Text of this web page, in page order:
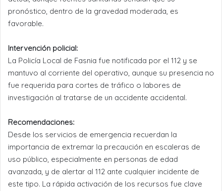
pronóstico, dentro de la gravedad moderada, es
favorable.
Intervención policial:
La Policía Local de Fasnia fue notificada por el 112 y se
mantuvo al corriente del operativo, aunque su presencia no
fue requerida para cortes de tráfico o labores de
investigación al tratarse de un accidente accidental.
Recomendaciones:
Desde los servicios de emergencia recuerdan la
importancia de extremar la precaución en escaleras de
uso público, especialmente en personas de edad
avanzada, y de alertar al 112 ante cualquier incidente de
este tipo. La rápida activación de los recursos fue clave